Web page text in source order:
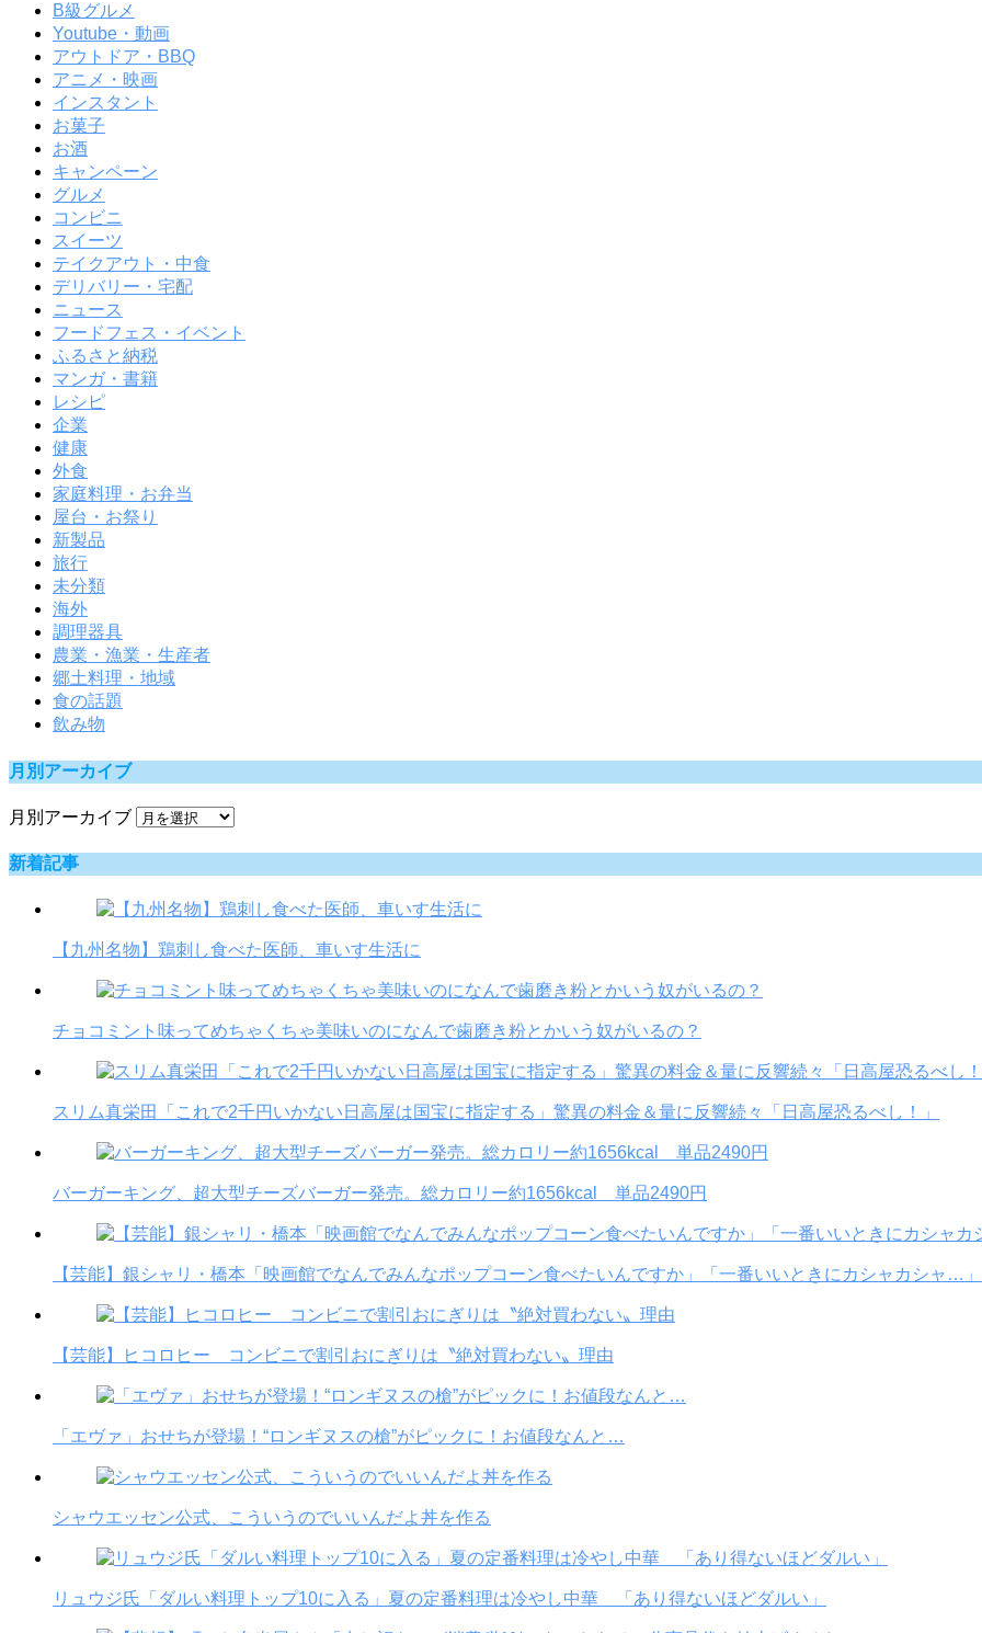
B級グルメ
Youtube・動画
アウトドア・BBQ
アニメ・映画
インスタント
お菓子
お酒
キャンペーン
グルメ
コンビニ
スイーツ
テイクアウト・中食
デリバリー・宅配
ニュース
フードフェス・イベント
ふるさと納税
マンガ・書籍
レシピ
企業
健康
外食
家庭料理・お弁当
屋台・お祭り
新製品
旅行
未分類
海外
調理器具
農業・漁業・生産者
郷土料理・地域
食の話題
飲み物
月別アーカイブ
月別アーカイブ
新着記事
【九州名物】鶏刺し食べた医師、車いす生活に
チョコミント味ってめちゃくちゃ美味いのになんで歯磨き粉とかいう奴がいるの？
スリム真栄田「これで2千円いかない日高屋は国宝に指定する」驚異の料金＆量に反響続々「日高屋恐るべし！」
バーガーキング、超大型チーズバーガー発売。総カロリー約1656kcal 単品2490円
【芸能】銀シャリ・橋本「映画館でなんでみんなポップコーン食べたいんですか」「一番いいときにカシャカシャ…」
【芸能】ヒコロヒー コンビニで割引おにぎりは〝絶対買わない〟理由
「エヴァ」おせちが登場！“ロンギヌスの槍”がピックに！お値段なんと…
シャウエッセン公式、こういうのでいいんだよ丼を作る
リュウジ氏「ダルい料理トップ10に入る」夏の定番料理は冷やし中華 「あり得ないほどダルい」